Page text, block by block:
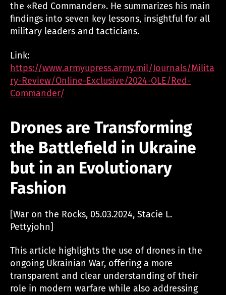
the «Red Commander». He summarizes his main
findings into seven key lessons, insightful for all
military leaders and tacticians.
Link:
https://www.armyupress.army.mil/Journals/Milita
ry-Review/Online-Exclusive/2024-OLE/Red-
Commander/
Drones are Transforming
the Battlefield in Ukraine
but in an Evolutionary
Fashion
[War on the Rocks, 05.03.2024, Stacie L.
Pettyjohn]
This article highlights the use of drones in the
ongoing Ukrainian War, offering a more
transparent and clear understanding of their
role in modern warfare while also addressing